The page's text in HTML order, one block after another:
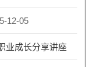
12-05
业成长分享讲座